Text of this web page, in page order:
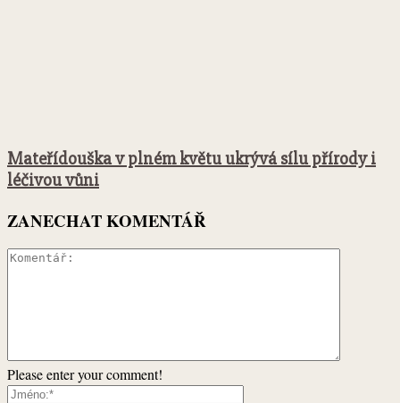
Mateřídouška v plném květu ukrývá sílu přírody i
léčivou vůni
ZANECHAT KOMENTÁŘ
Please enter your comment!